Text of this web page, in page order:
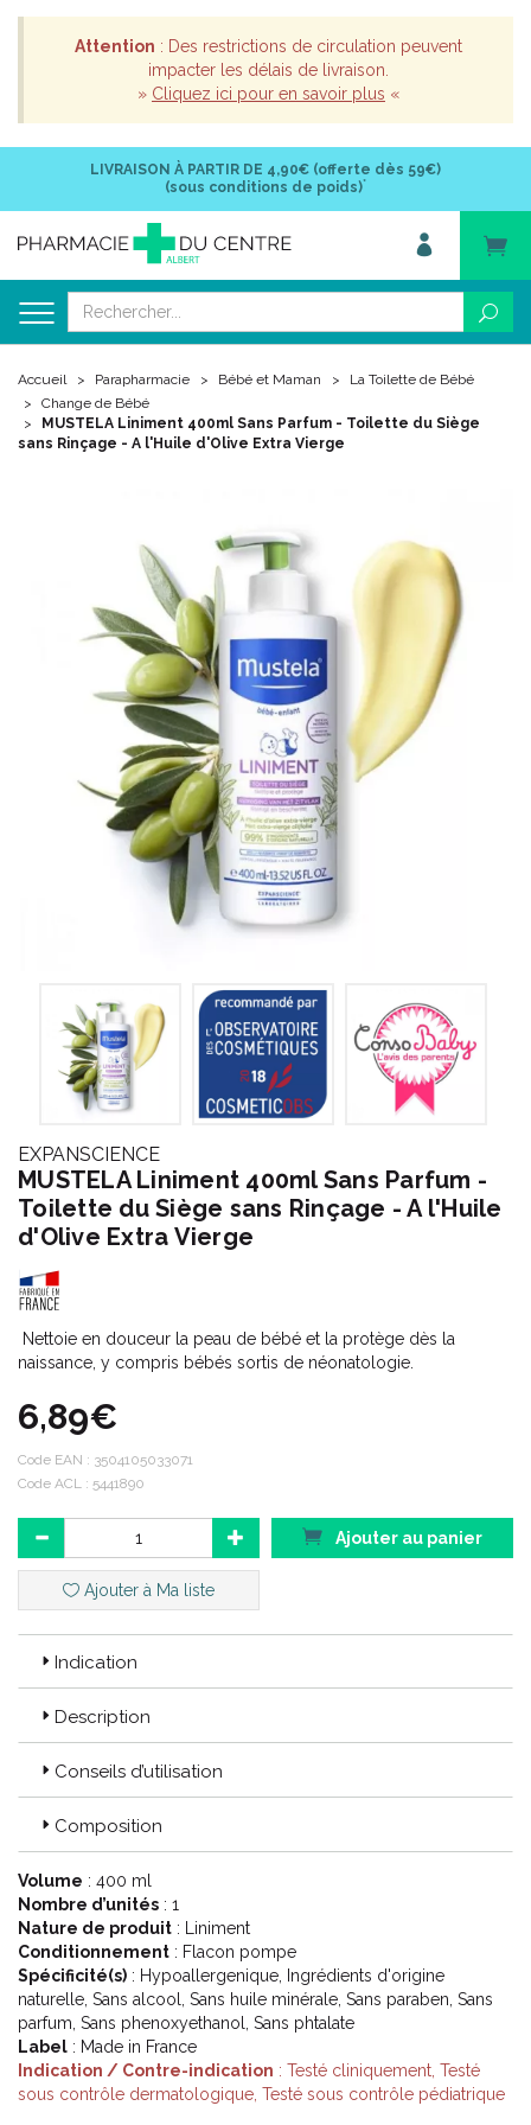
Attention : Des restrictions de circulation peuvent
impacter les délais de livraison.
» Cliquez ici pour en savoir plus «
LIVRAISON À PARTIR DE 4,90€ (offerte dès 59€)
(sous conditions de poids)*
Accueil Parapharmacie Bébé et Maman
La Toilette de Bébé
Change de Bébé
MUSTELA Liniment 400ml Sans Parfum - Toilette du Siège
sans Rinçage - A l'Huile d'Olive Extra Vierge
EXPANSCIENCE
MUSTELA Liniment 400ml Sans Parfum -
Toilette du Siège sans Rinçage - A l'Huile
d'Olive Extra Vierge
Nettoie en douceur la peau de bébé et la protège dès la
naissance, y compris bébés sortis de néonatologie.
6,89€
Code EAN : 3504105033071
Code ACL : 5441890
Ajouter au panier
Ajouter à Ma liste
Indication
Description
Conseils d’utilisation
Composition
Volume : 400 ml
Nombre d’unités : 1
Nature de produit : Liniment
Conditionnement : Flacon pompe
Spécificité(s) : Hypoallergenique, Ingrédients d'origine
naturelle, Sans alcool, Sans huile minérale, Sans paraben, Sans
parfum, Sans phenoxyethanol, Sans phtalate
Label : Made in France
Indication / Contre-indication : Testé cliniquement, Testé
sous contrôle dermatologique, Testé sous contrôle pédiatrique